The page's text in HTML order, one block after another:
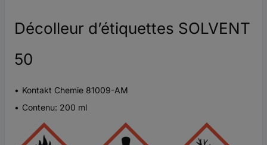
Décolleur d’étiquettes SOLVENT
50
Kontakt Chemie 81009-AM
Contenu: 200 ml